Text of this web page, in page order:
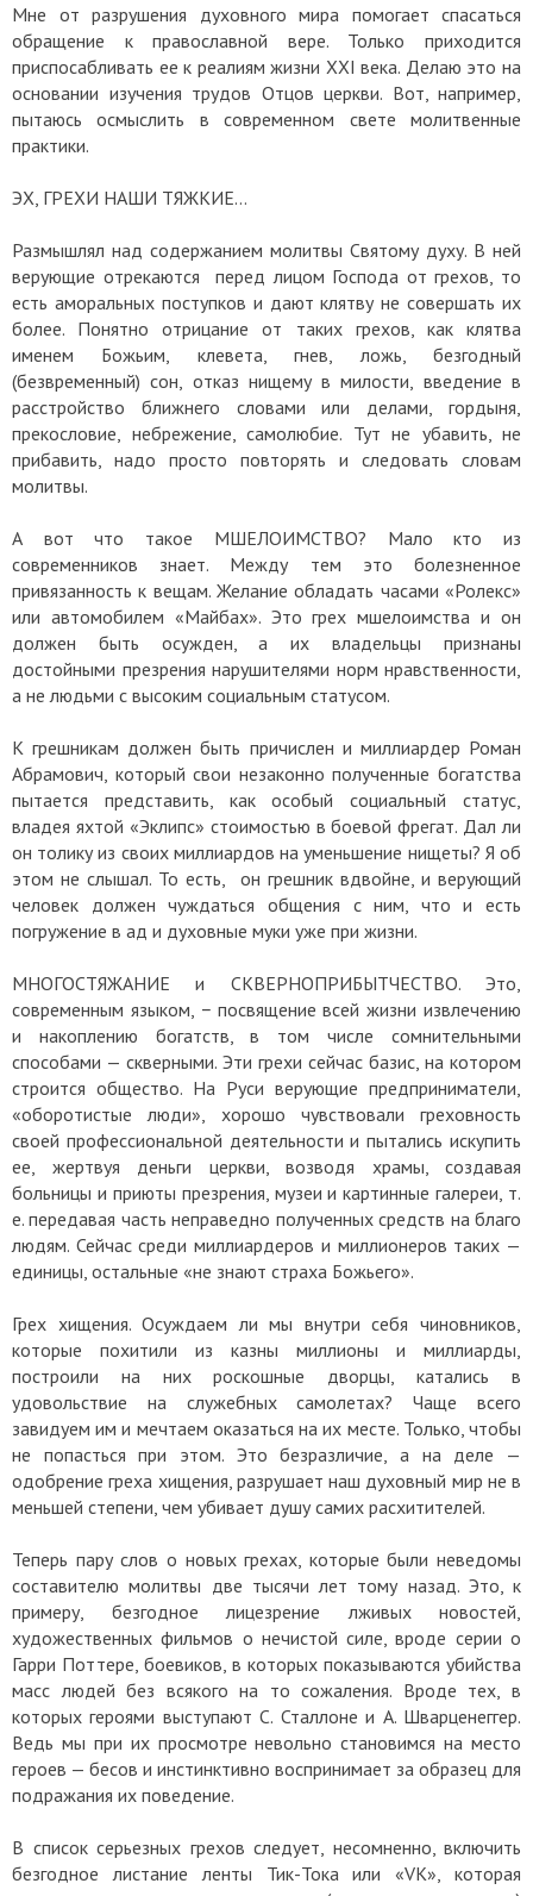
Мне от разрушения духовного мира помогает спасаться
обращение к православной вере. Только приходится
приспосабливать ее к реалиям жизни ХХI века. Делаю это на
основании изучения трудов Отцов церкви. Вот, например,
пытаюсь осмыслить в современном свете молитвенные
практики.
ЭХ, ГРЕХИ НАШИ ТЯЖКИЕ…
Размышлял над содержанием молитвы Святому духу. В ней
верующие отрекаются перед лицом Господа от грехов, то
есть аморальных поступков и дают клятву не совершать их
более. Понятно отрицание от таких грехов, как клятва
именем Божьим, клевета, гнев, ложь, безгодный
(безвременный) сон, отказ нищему в милости, введение в
расстройство ближнего словами или делами, гордыня,
прекословие, небрежение, самолюбие. Тут не убавить, не
прибавить, надо просто повторять и следовать словам
молитвы.
А вот что такое МШЕЛОИМСТВО? Мало кто из
современников знает. Между тем это болезненное
привязанность к вещам. Желание обладать часами «Ролекс»
или автомобилем «Майбах». Это грех мшелоимства и он
должен быть осужден, а их владельцы признаны
достойными презрения нарушителями норм нравственности,
а не людьми с высоким социальным статусом.
К грешникам должен быть причислен и миллиардер Роман
Абрамович, который свои незаконно полученные богатства
пытается представить, как особый социальный статус,
владея яхтой «Эклипс» стоимостью в боевой фрегат. Дал ли
он толику из своих миллиардов на уменьшение нищеты? Я об
этом не слышал. То есть, он грешник вдвойне, и верующий
человек должен чуждаться общения с ним, что и есть
погружение в ад и духовные муки уже при жизни.
МНОГОСТЯЖАНИЕ и СКВЕРНОПРИБЫТЧЕСТВО. Это,
современным языком, − посвящение всей жизни извлечению
и накоплению богатств, в том числе сомнительными
способами — скверными. Эти грехи сейчас базис, на котором
строится общество. На Руси верующие предприниматели,
«оборотистые люди», хорошо чувствовали греховность
своей профессиональной деятельности и пытались искупить
ее, жертвуя деньги церкви, возводя храмы, создавая
больницы и приюты презрения, музеи и картинные галереи, т.
е. передавая часть неправедно полученных средств на благо
людям. Сейчас среди миллиардеров и миллионеров таких —
единицы, остальные «не знают страха Божьего».
Грех хищения. Осуждаем ли мы внутри себя чиновников,
которые похитили из казны миллионы и миллиарды,
построили на них роскошные дворцы, катались в
удовольствие на служебных самолетах? Чаще всего
завидуем им и мечтаем оказаться на их месте. Только, чтобы
не попасться при этом. Это безразличие, а на деле —
одобрение греха хищения, разрушает наш духовный мир не в
меньшей степени, чем убивает душу самих расхитителей.
Теперь пару слов о новых грехах, которые были неведомы
составителю молитвы две тысячи лет тому назад. Это, к
примеру, безгодное лицезрение лживых новостей,
художественных фильмов о нечистой силе, вроде серии о
Гарри Поттере, боевиков, в которых показываются убийства
масс людей без всякого на то сожаления. Вроде тех, в
которых героями выступают С. Сталлоне и А. Шварценеггер.
Ведь мы при их просмотре невольно становимся на место
героев — бесов и инстинктивно воспринимает за образец для
подражания их поведение.
В список серьезных грехов следует, несомненно, включить
безгодное листание ленты Тик-Тока или «VK», которая